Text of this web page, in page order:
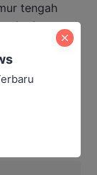
tengah